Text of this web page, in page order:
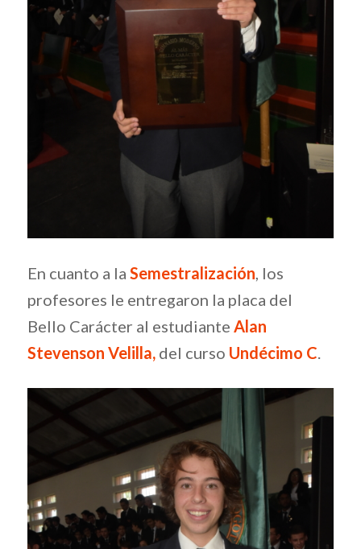
En cuanto a la Semestralización, los
profesores le entregaron la placa del
Bello Carácter al estudiante Alan
Stevenson Velilla, del curso Undécimo C.